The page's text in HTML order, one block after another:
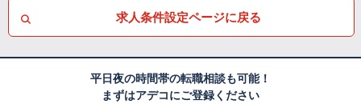
求人条件設定ページに戻る
平日夜の時間帯の転職相談も可能！
まずはアデコにご登録ください